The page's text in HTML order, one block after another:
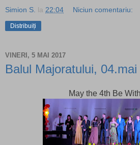
Simion S. la 22:04 Niciun comentariu:
Distribuiți
VINERI, 5 MAI 2017
Balul Majoratului, 04.mai
May the 4th Be